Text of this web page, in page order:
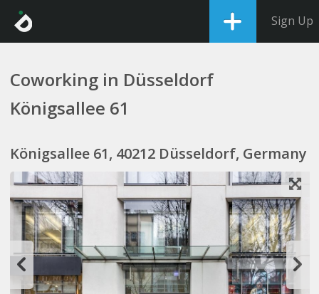
Sign Up
Coworking in Düsseldorf
Königsallee 61
Königsallee 61, 40212 Düsseldorf, Germany